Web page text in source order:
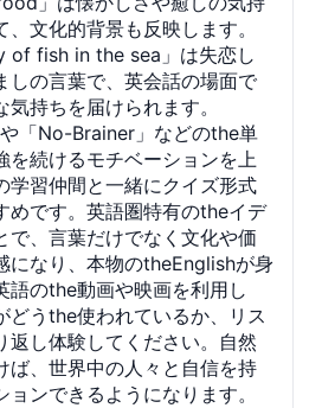
文化的背景も反映します。
of fish in the sea」は失恋し
しの言葉で、英会話の場面で
持ちを届けられます。
「No-Brainer」などのthe単
を続けるモチベーションを上
学習仲間と一緒にクイズ形式
めです。英語圏特有のtheイデ
で、言葉だけでなく文化や価
になり、本物のtheEnglishが身
語のthe動画や映画を利用し
どうthe使われているか、リス
返し体験してください。自然
ば、世界中の人々と自信を持
ンできるようになります。